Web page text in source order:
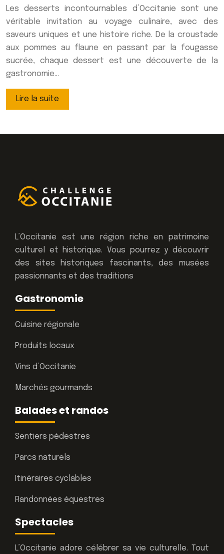
Les desserts incontournables d’Occitanie sont une
véritable invitation au voyage culinaire, avec des
saveurs uniques et une histoire riche. De la croustade
aux pommes au flaune en passant par la fougasse
sucrée, chaque dessert est une découverte de la
gastronomie…
Lire la suite
L’Occitanie est une région riche en patrimoine
culturel et historique. Vous pourrez y découvrir
des sites historiques fascinants, des musées
passionnants et des traditions
Gastronomie
Cuisine régionale
Produits locaux
Vins d’Occitanie
Marchés gourmands
Balades et randos
Sentiers pédestres
Parcs naturels
Itinéraires cyclables
Randonnées équestres
Spectacles
L’Occitanie adore célébrer sa vie culturelle. Tout